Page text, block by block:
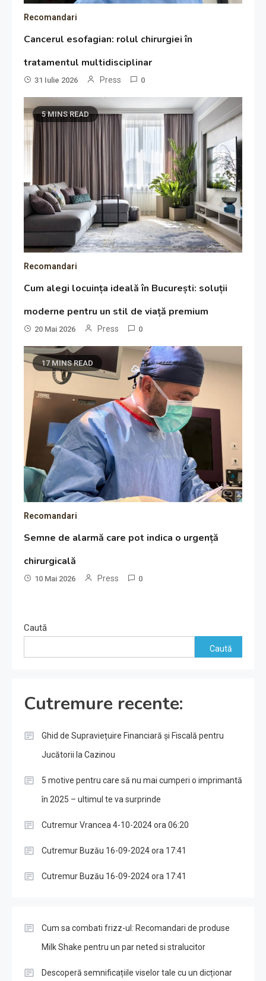
Recomandari
Cancerul esofagian: rolul chirurgiei în
tratamentul multidisciplinar
31 Iulie 2026 Press 0
5 MINS READ
Recomandari
Cum alegi locuința ideală în București: soluții
moderne pentru un stil de viață premium
20 Mai 2026 Press 0
17 MINS READ
Recomandari
Semne de alarmă care pot indica o urgență
chirurgicală
10 Mai 2026 Press 0
Caută
Caută
Cutremure recente:
Ghid de Supraviețuire Financiară și Fiscală pentru
Jucătorii la Cazinou
5 motive pentru care să nu mai cumperi o imprimantă
în 2025 – ultimul te va surprinde
Cutremur Vrancea 4-10-2024 ora 06:20
Cutremur Buzău 16-09-2024 ora 17:41
Cutremur Buzău 16-09-2024 ora 17:41
Cum sa combati frizz-ul: Recomandari de produse
Milk Shake pentru un par neted si stralucitor
Descoperă semnificațiile viselor tale cu un dicționar